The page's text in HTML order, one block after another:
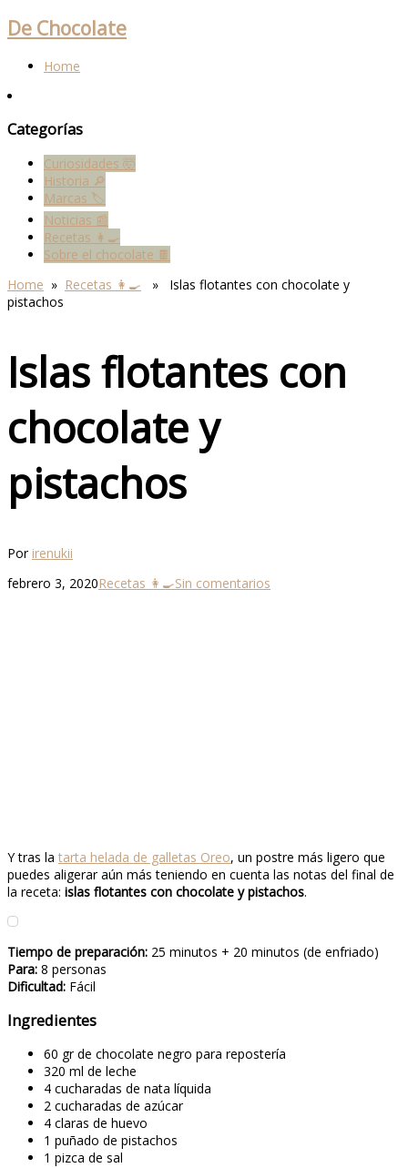
De Chocolate
Home
Categorías
Curiosidades 🤯
Historia 🔎
Marcas 🏷
Noticias 📰
Recetas 👩‍🍳
Sobre el chocolate 🍫
Home » Recetas 👩‍🍳 » Islas flotantes con chocolate y
pistachos
Islas flotantes con
chocolate y
pistachos
Por irenukii
febrero 3, 2020Recetas 👩‍🍳Sin comentarios
Y tras la tarta helada de galletas Oreo, un postre más ligero que
puedes aligerar aún más teniendo en cuenta las notas del final de
la receta: islas flotantes con chocolate y pistachos.
Tiempo de preparación: 25 minutos + 20 minutos (de enfriado)
Para: 8 personas
Dificultad: Fácil
Ingredientes
60 gr de chocolate negro para repostería
320 ml de leche
4 cucharadas de nata líquida
2 cucharadas de azúcar
4 claras de huevo
1 puñado de pistachos
1 pizca de sal